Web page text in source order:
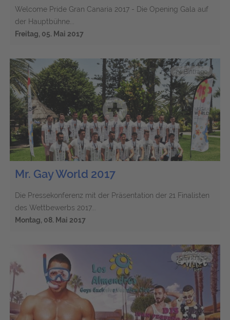
Welcome Pride Gran Canaria 2017 - Die Opening Gala auf
der Hauptbühne...
Freitag, 05. Mai 2017
24 Einträge
Mr. Gay World 2017
Die Pressekonferenz mit der Präsentation der 21 Finalisten
des Wettbewerbs 2017...
Montag, 08. Mai 2017
15 Einträge